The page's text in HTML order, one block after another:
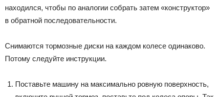
находился, чтобы по аналогии собрать затем «конструктор»
в обратной последовательности.
Снимаются тормозные диски на каждом колесе одинаково.
Потому следуйте инструкции.
Поставьте машину на максимально ровную поверхность,